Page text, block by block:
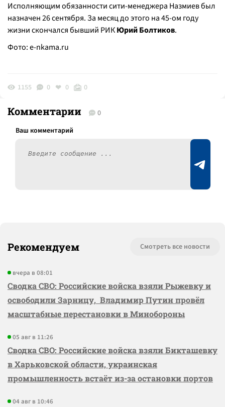
Исполняющим обязанности сити-менеджера Назмиев был
назначен 26 сентября. За месяц до этого на 45-ом году
жизни скончался бывший РИКЮрий Болтиков.
Фото:e-nkama.ru
1155 0 0 0
Комментарии 0
Рекомендуем Смотреть все новости
вчера в 08:01
Сводка СВО: Российские войска взяли Рыжевку и
освободили Зарницу, Владимир Путин провёл
масштабные перестановки в Минобороны
05 авг в 11:26
Сводка СВО: Российские войска взяли Бикташевку
в Харьковской области, украинская
промышленность встаёт из-за остановки портов
04 авг в 10:46